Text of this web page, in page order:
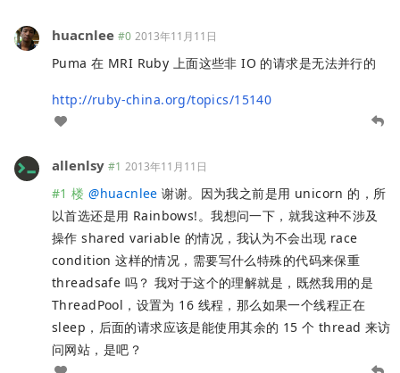
huacnlee #0 2013年11月11日
Puma 在 MRI Ruby 上面这些非 IO 的请求是无法并行的
http://ruby-china.org/topics/15140
allenlsy #1 2013年11月11日
#1 楼 @huacnlee 谢谢。因为我之前是用 unicorn 的，所
以首选还是用 Rainbows!。我想问一下，就我这种不涉及
操作 shared variable 的情况，我认为不会出现 race
condition 这样的情况，需要写什么特殊的代码来保重
threadsafe 吗？ 我对于这个的理解就是，既然我用的是
ThreadPool，设置为 16 线程，那么如果一个线程正在
sleep，后面的请求应该是能使用其余的 15 个 thread 来访
问网站，是吧？